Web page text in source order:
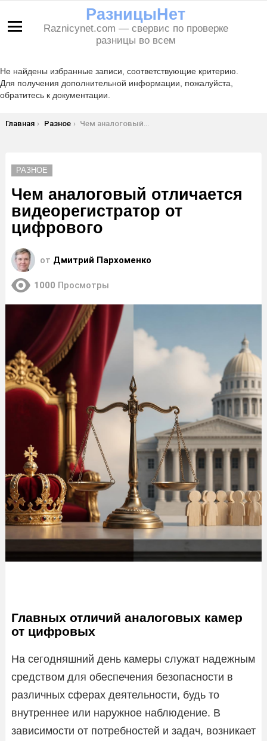
РазницыНет
Raznicynet.com — свервис по проверке
разницы во всем
Не найдены избранные записи, соответствующие критерию.
Для получения дополнительной информации, пожалуйста,
обратитесь к документации.
Вы здесь:
Главная Разное Чем аналоговый отличается видеорегистратор от цифрового
РАЗНОЕ
Чем аналоговый отличается
видеорегистратор от
цифрового
от Дмитрий Пархоменко
1000 Просмотры
Главных отличий аналоговых камер
от цифровых
На сегодняшний день камеры служат надежным
средством для обеспечения безопасности в
различных сферах деятельности, будь то
внутреннее или наружное наблюдение. В
зависимости от потребностей и задач, возникает